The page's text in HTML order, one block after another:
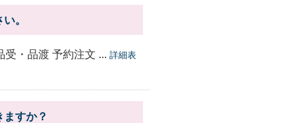
。
・品渡 予約注文 ... 詳細表
すか？